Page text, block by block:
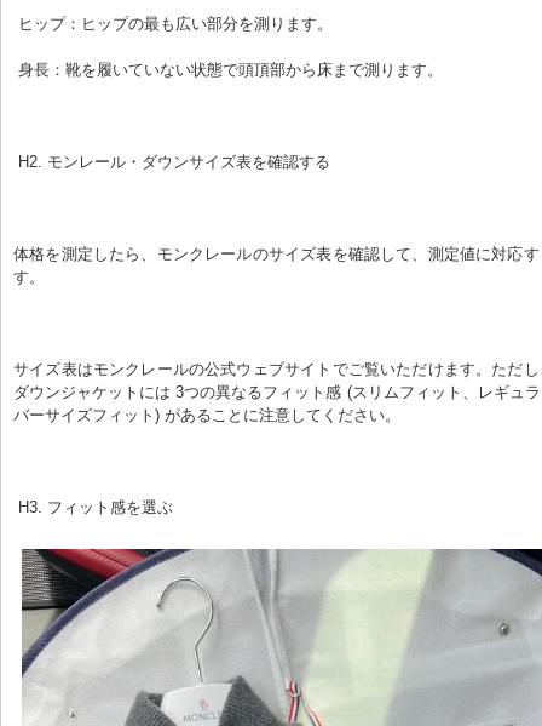
ヒップ：ヒップの最も広い部分を測ります。
身長：靴を履いていない状態で頭頂部から床まで測ります。
H2. モンレール・ダウンサイズ表を確認する
体格を測定したら、モンクレールのサイズ表を確認して、測定値に対応
す。
サイズ表はモンクレールの公式ウェブサイトでご覧いただけます。ただ
ダウンジャケットには 3つの異なるフィット感 (スリムフィット、レギュ
バーサイズフィット) があることに注意してください。
H3. フィット感を選ぶ